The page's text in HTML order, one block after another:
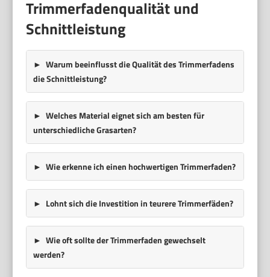
Trimmerfadenqualität und
Schnittleistung
Warum beeinflusst die Qualität des Trimmerfadens
die Schnittleistung?
Welches Material eignet sich am besten für
unterschiedliche Grasarten?
Wie erkenne ich einen hochwertigen Trimmerfaden?
Lohnt sich die Investition in teurere Trimmerfäden?
Wie oft sollte der Trimmerfaden gewechselt
werden?